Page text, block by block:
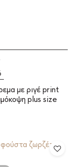
με ριγέ print
plus size